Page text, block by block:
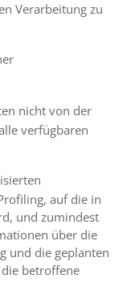
Verarbeitung zu
nicht von der
verfügbaren
auf die in
und zumindest
über die
und die geplanten
betroffene